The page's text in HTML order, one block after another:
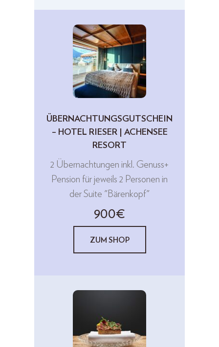
ÜBERNACHTUNGSGUTSCHEIN
– HOTEL RIESER | ACHENSEE
RESORT
2 Übernachtungen inkl. Genuss+
Pension für jeweils 2 Personen in
der Suite "Bärenkopf"
900€
ZUM SHOP